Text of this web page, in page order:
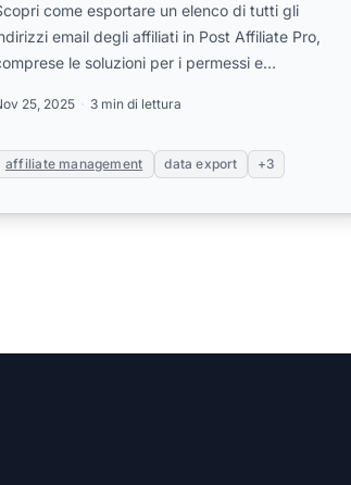
come esportare un elenco di tutti gli
email degli affiliati in Post Affiliate Pro,
le soluzioni per i permessi e
25, 2025 3 min di lettura
affiliate management data export +3